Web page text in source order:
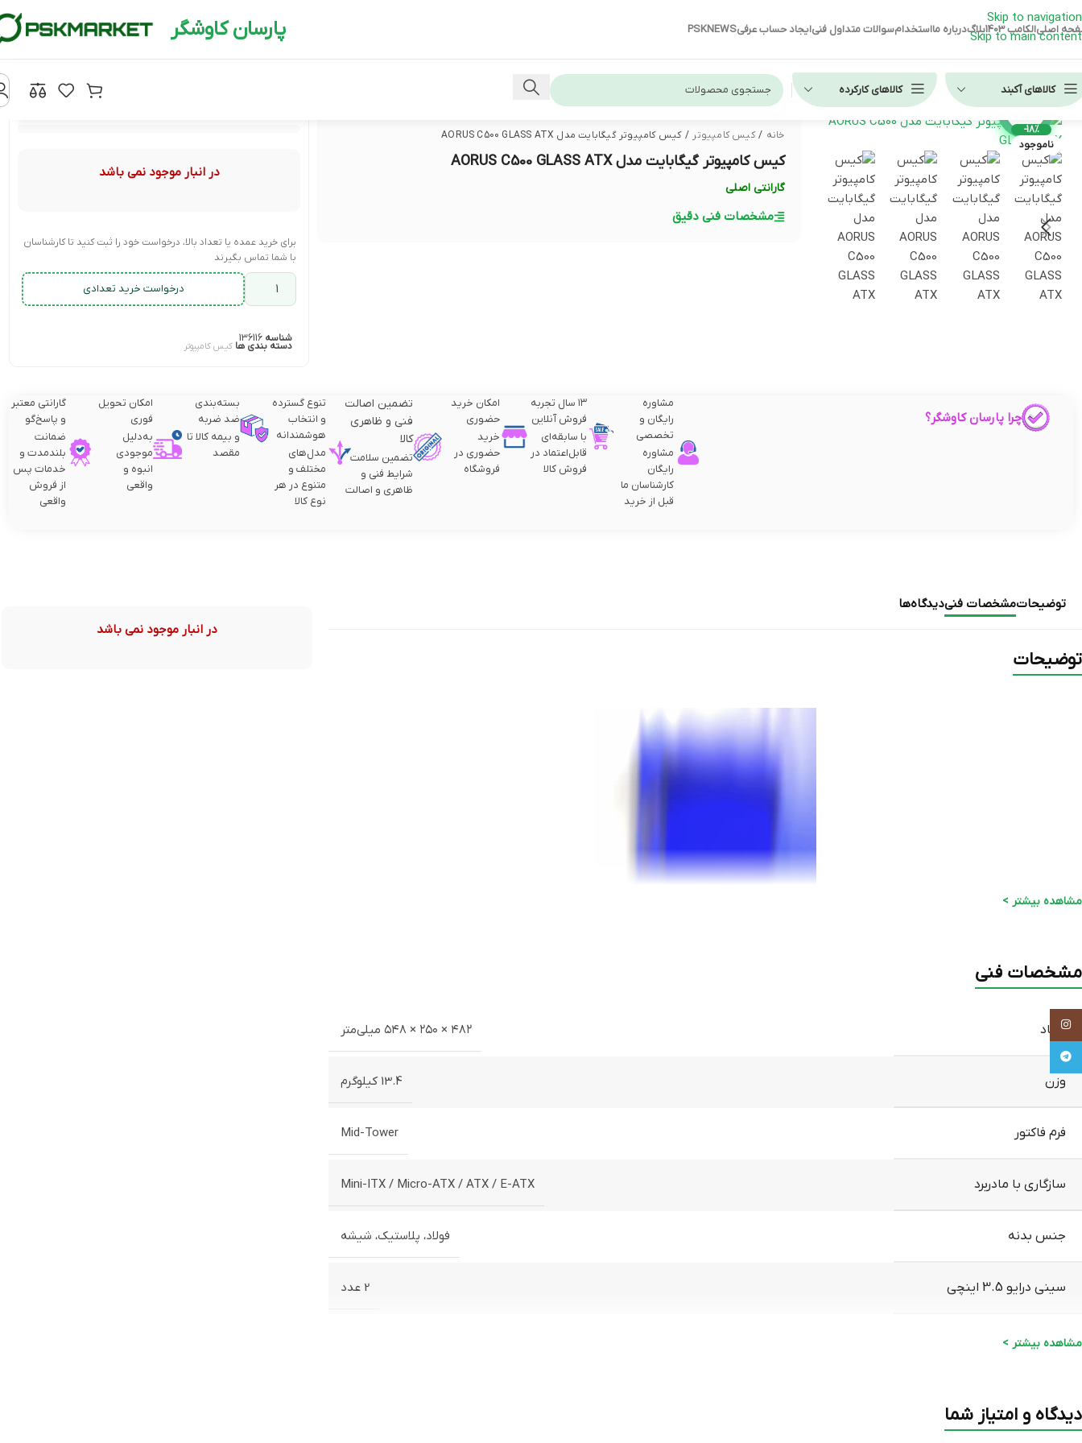
Skip to navigation
Skip to main content
اصلیالکامپ 1403 بلاگدرباره مااستخدامسوالات متداول فنیایجاد حساب عرفیPSKNEWS پارسان کاوشگر
کالاهای آکبند کالاهای کارکرده
لپ تاپ استوک HP
لپ تاپ استوک دل
لپ تاپ استوک لنوو
-18%
ناموجود
تماشای ویدئو
خانه / کیس کامپیوتر / کیس کامپیوتر گیگابایت مدل AORUS C500 GLASS ATX
کیس کامپیوتر گیگابایت مدل AORUS C500 GLASS ATX
گارانتی اصلی
مشخصات فنی دقیق
در انبار موجود نمی باشد
برای خرید عمده یا تعداد بالا، درخواست خود را ثبت کنید تا کارشناسان
با شما تماس بگیرند
درخواست خرید تعدادی
شناسه 136116
دسته بندی ها کیس کامپیوتر
چرا پارسان کاوشگر؟
مشاوره
رایگان و
تخصصی
مشاوره
رایگان
کارشناسان ما
قبل از خرید
۱۳ سال تجربه
فروش آنلاین
با سابقه‌ای
قابل‌اعتماد در
فروش کالا
امکان خرید
حضوری
خرید
حضوری در
فروشگاه
تضمین اصالت
فنی و ظاهری
کالا
تضمین سلامت
شرایط فنی و
ظاهری و اصالت
تنوع گسترده
و انتخاب
هوشمندانه
مدل‌های
مختلف و
متنوع در هر
نوع کالا
بسته‌بندی
ضد ضربه
و بیمه کالا تا
مقصد
امکان تحویل
فوری
به‌دلیل
موجودی
انبوه و
واقعی
گارانتی معتبر
و پاسخ‌گو
ضمانت
بلندمدت و
خدمات پس
از فروش
واقعی
توضیحاتمشخصات فنیدیدگاه‌ها
توضیحات
مشاهده بیشتر >
مشخصات فنی
ابعاد ۴۸۲ × ۲۵۰ × ۵۴۸ میلی‌متر
وزن 13.4 کیلوگرم
فرم فاکتور Mid-Tower
سازگاری با مادربرد Mini-ITX / Micro-ATX / ATX / E-ATX
جنس بدنه فولاد، پلاستیک، شیشه
سینی درایو 3.5 اینچی 2 عدد
سینی درایو 2.5 اینچی
مشاهده بیشتر >
دیدگاه و امتیاز شما
در انبار موجود نمی باشد
Instagram